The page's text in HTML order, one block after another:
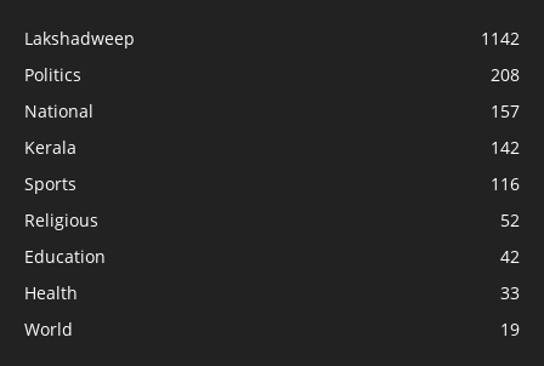
Lakshadweep
1142
Politics
208
National
157
Kerala
142
Sports
116
Religious
52
Education
42
Health
33
World
19